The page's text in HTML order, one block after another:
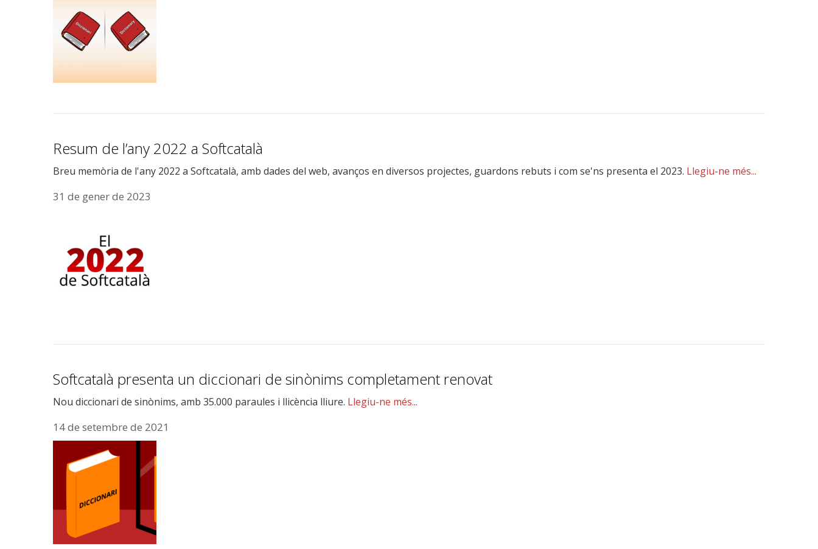
Resum de l’any 2022 a Softcatalà
Breu memòria de l'any 2022 a Softcatalà, amb dades del web, avanços en diversos projectes, guardons rebuts i com se'ns presenta el 2023. Llegiu-ne més...
31 de gener de 2023
Softcatalà presenta un diccionari de sinònims completament renovat
Nou diccionari de sinònims, amb 35.000 paraules i llicència lliure. Llegiu-ne més...
14 de setembre de 2021